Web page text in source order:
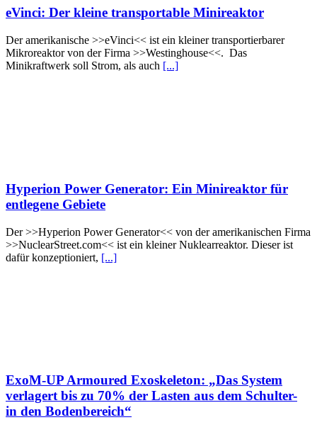
eVinci: Der kleine transportable Minireaktor
Der amerikanische >>eVinci<< ist ein kleiner transportierbarer
Mikroreaktor von der Firma >>Westinghouse<<. Das
Minikraftwerk soll Strom, als auch [...]
Hyperion Power Generator: Ein Minireaktor für
entlegene Gebiete
Der >>Hyperion Power Generator<< von der amerikanischen Firma
>>NuclearStreet.com<< ist ein kleiner Nuklearreaktor. Dieser ist
dafür konzeptioniert, [...]
ExoM-UP Armoured Exoskeleton: „Das System
verlagert bis zu 70% der Lasten aus dem Schulter-
in den Bodenbereich“